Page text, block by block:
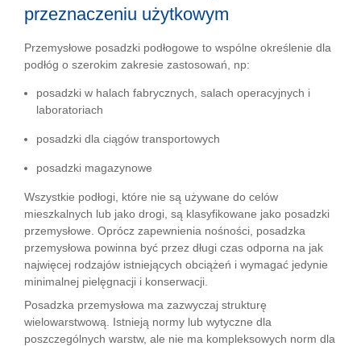
przeznaczeniu użytkowym
Przemysłowe posadzki podłogowe to wspólne określenie dla
podłóg o szerokim zakresie zastosowań, np:
posadzki w halach fabrycznych, salach operacyjnych i
laboratoriach
posadzki dla ciągów transportowych
posadzki magazynowe
Wszystkie podłogi, które nie są używane do celów
mieszkalnych lub jako drogi, są klasyfikowane jako posadzki
przemysłowe. Oprócz zapewnienia nośności, posadzka
przemysłowa powinna być przez długi czas odporna na jak
najwięcej rodzajów istniejących obciążeń i wymagać jedynie
minimalnej pielęgnacji i konserwacji.
Posadzka przemysłowa ma zazwyczaj strukturę
wielowarstwową. Istnieją normy lub wytyczne dla
poszczególnych warstw, ale nie ma kompleksowych norm dla